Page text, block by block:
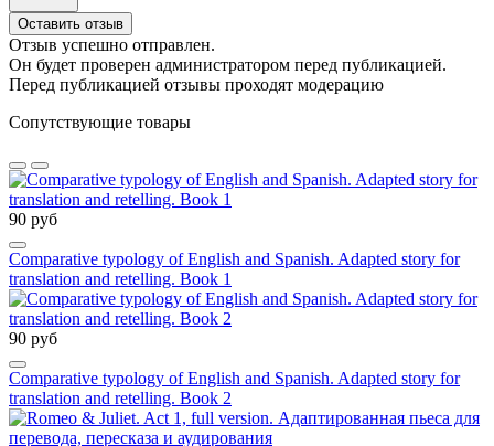
Оставить отзыв
Отзыв успешно отправлен.
Он будет проверен администратором перед публикацией.
Перед публикацией отзывы проходят модерацию
Сопутствующие товары
90 руб
Comparative typology of English and Spanish. Adapted story for
translation and retelling. Book 1
90 руб
Comparative typology of English and Spanish. Adapted story for
translation and retelling. Book 2